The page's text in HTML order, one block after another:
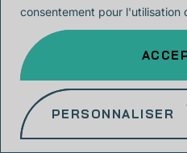
consentement pour l'utilisation
PERSONNALISER
contact@anaia.io
0744300850